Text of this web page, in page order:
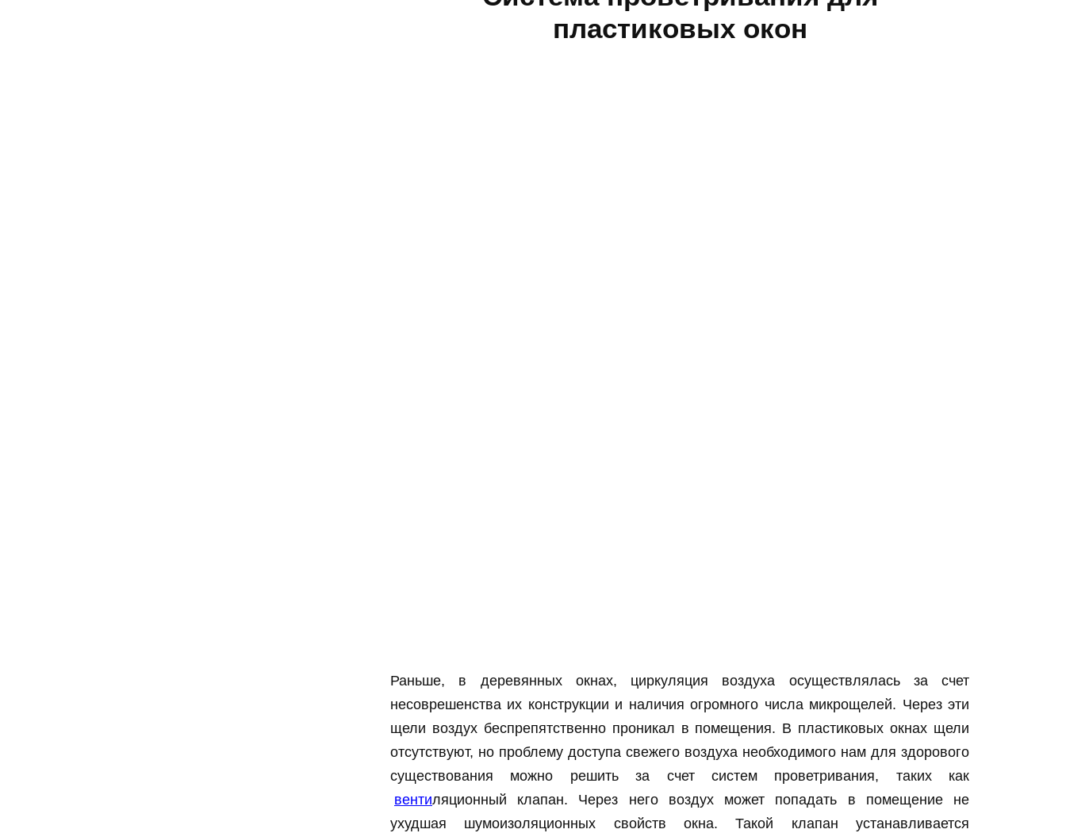
пластиковых окон
Раньше, в деревянных окнах, циркуляция воздуха осуществлялась за счет
несоврешенства их конструкции и наличия огромного числа микрощелей. Через эти
щели воздух беспрепятственно проникал в помещения. В пластиковых окнах щели
отсутствуют, но проблему доступа свежего воздуха необходимого нам для здорового
существования можно решить за счет систем проветривания, таких как
вентиляционный клапан. Через него воздух может попадать в помещение не
ухудшая шумоизоляционных свойств окна. Такой клапан устанавливается